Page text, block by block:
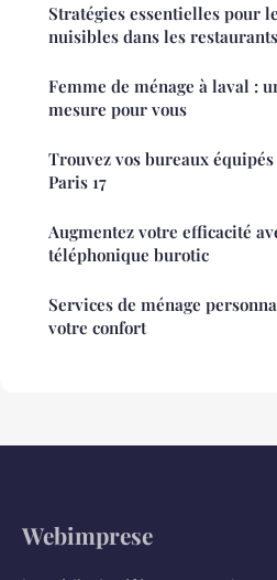
Stratégies essentielles pour
nuisibles dans les
Femme de ménage à laval :
mesure pour vous
Trouvez vos bureaux
Paris 17
Augmentez votre efficacité
téléphonique burotic
Services de ménage
votre confort
Webimprese